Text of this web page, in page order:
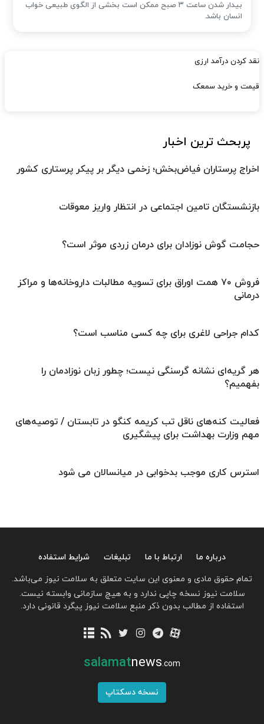
بیدار شدن ساعت ۳ صبح ممکن است بخشی از الگوی طبیعی خواب
انسان باشد.
نقد کردن درآمد ارزی
قیمت و خرید سمعک
پربحث ترین اخبار
اخراج پرستاران فیاض‌بخش؛ زخمی دیگر بر پیکر پرستاری کشور
بازنشستگان تامین اجتماعی در انتظار واریز معوقات
حجامت گوش نوزادان برای درمان زردی موثر است؟
فروش ۷۰ همت اوراق برای تسویه مطالبات داروخانه‌ها و مراکز
درمانی
کدام جراحی لاغری برای چه کسی مناسب است؟
هر گریه‌ای نشانه گرسنگی نیست؛ چطور زبان نوزادمان را
بفهمیم؟
فعالیت کنه‌های ناقل تب کریمه کنگو در تابستان / توصیه‌های
مهم وزارت بهداشت برای پیشگیری
استرس کاری موجب بدخوابی در میانسالان می شود
درباره ما ارتباط با ما تبلیغات
شرایط استفاده
تمام حقوق مادی و معنوی این سایت متعلق به سلامت نیوز می‌باشد.
سلامت نیوز نسخه چاپی ندارد و به هیچ سازمانی وابسته نیست.
استفاده از مطالب بدون ذکر منبع سلامت نیوز پیگرد قانونی دارد.
salamatnews.com
نسخه دسکتاپ